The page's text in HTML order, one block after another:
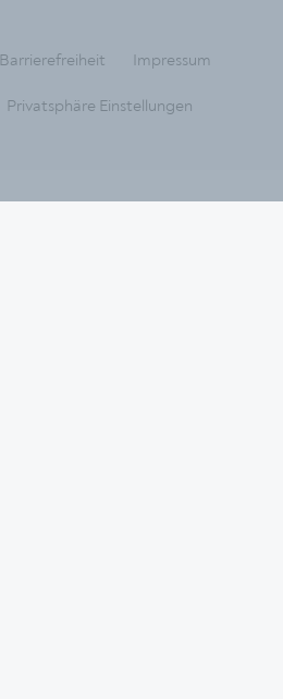
Barrierefreiheit Impressum
Privatsphäre Einstellungen